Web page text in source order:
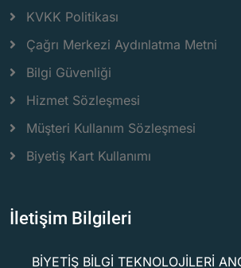
KVKK Politikası
Çağrı Merkezi Aydınlatma Metni
Bilgi Güvenliği
Hizmet Sözleşmesi
Müşteri Kullanım Sözleşmesi
Biyetiş Kart Kullanımı
İletişim Bilgileri
BİYETİŞ BİLGİ TEKNOLOJİLERİ